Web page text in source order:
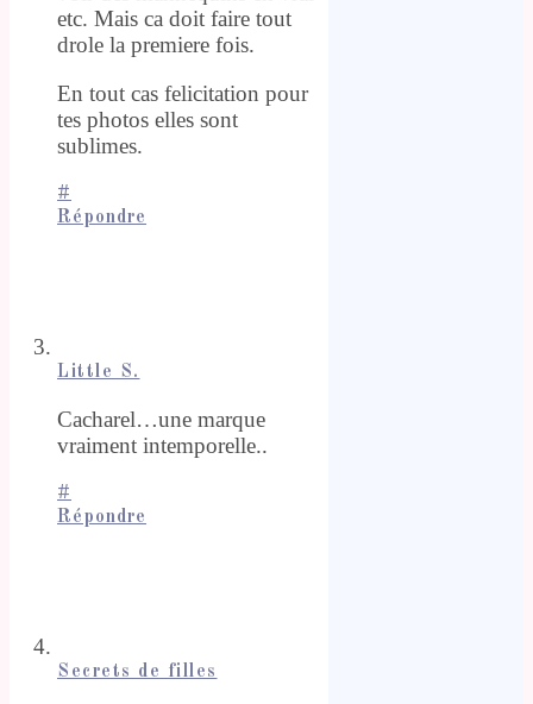
etc. Mais ca doit faire tout
drole la premiere fois.
En tout cas felicitation pour
tes photos elles sont
sublimes.
#
Répondre
Little S.
Cacharel…une marque
vraiment intemporelle..
#
Répondre
Secrets de filles